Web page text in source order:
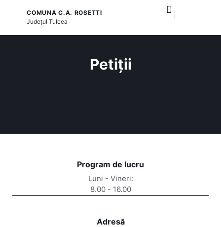
COMUNA C.A. ROSETTI
JudețulTulcea
Petiții
Program de lucru
Luni - Vineri:
8.00 - 16.00
Adresă